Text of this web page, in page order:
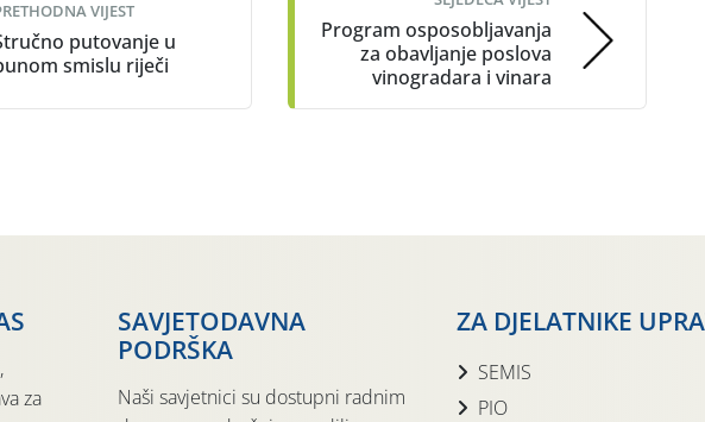
VIJEST
putovanje u
smislu riječi
Program osposobljavanja
za obavljanje poslova
vinogradara i vinara
za
SAVJETODAVNA
PODRŠKA
Naši savjetnici su dostupni radnim
ZA DJELATNIKE
SEMIS
PIO